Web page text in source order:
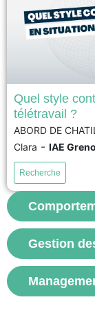
La pandémie de
à mettre en place le
l’objectif de cet
adoptées par les
leur impact sur la
voir
Quel style
télétravail ?
ABORD DE
Clara - IAE
Recherche
Gestion